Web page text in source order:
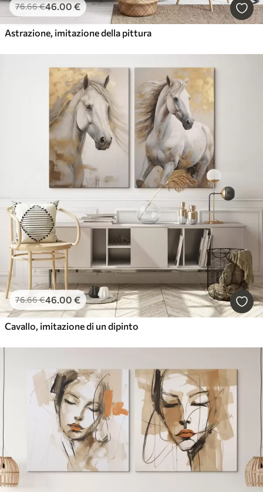
76.66€46.00 €
Astrazione, imitazione della pittura
76.66€46.00 €
Cavallo, imitazione di un dipinto